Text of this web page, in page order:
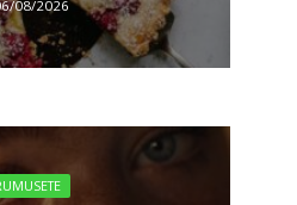
08/2026